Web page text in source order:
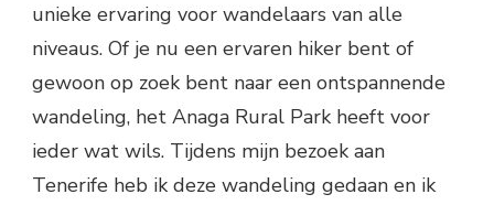
unieke ervaring voor wandelaars van alle
niveaus. Of je nu een ervaren hiker bent of
gewoon op zoek bent naar een ontspannende
wandeling, het Anaga Rural Park heeft voor
ieder wat wils. Tijdens mijn bezoek aan
Tenerife heb ik deze wandeling gedaan en ik